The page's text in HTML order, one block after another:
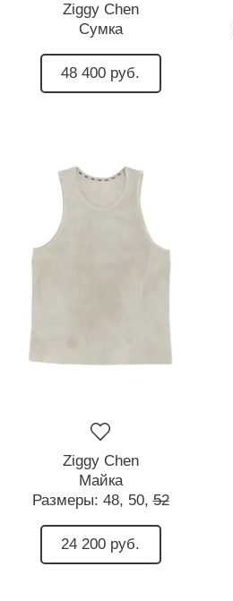
Ziggy Chen
Сумка
48 400 руб.
Ziggy Chen
Майка
Размеры: 48, 50, 52
24 200 руб.